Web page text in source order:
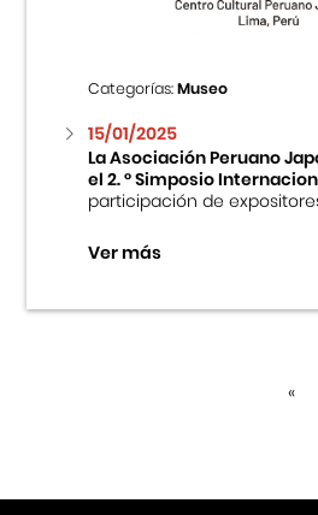
Categorías:Museo
15/01/2025
La Asociación Peruano
el 2. ° Simposio
participación de
Ver más
«